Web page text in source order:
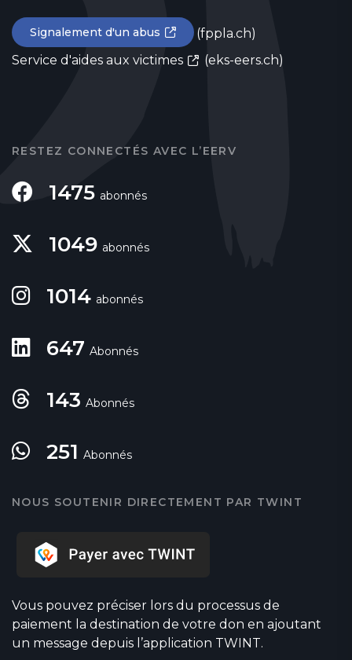
Signalement d'un abus
(fppla.ch)
Service d'aides aux victimes
(eks-eers.ch)
RESTEZ CONNECTÉS AVEC L’EERV
1475 abonnés
1049 abonnés
1014 abonnés
647 Abonnés
143 Abonnés
251 Abonnés
NOUS SOUTENIR DIRECTEMENT PAR TWINT
Vous pouvez préciser lors du processus de
paiement la destination de votre don en ajoutant
un message depuis l’application TWINT.